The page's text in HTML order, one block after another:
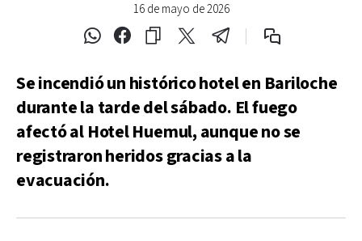
16 de mayo de 2026
Se incendió un histórico hotel en Bariloche
durante la tarde del sábado. El fuego
afectó al Hotel Huemul, aunque no se
registraron heridos gracias a la
evacuación.